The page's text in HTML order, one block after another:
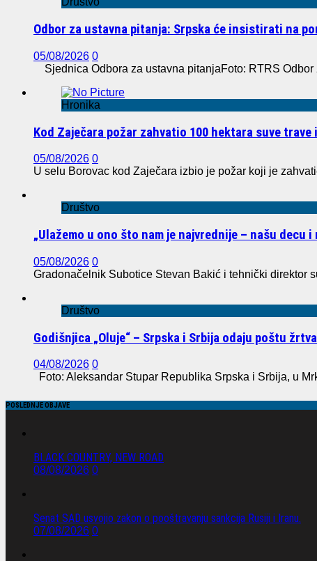
Odbor za ustavna pitanja: Srpska će insistirati na
05/08/2026 0
Sjednica Odbora za ustavna pitanjaFoto: RTRS
Hronika
Kod Zaječara požar zahvatio 100 hektara suve
05/08/2026 0
U selu Borovac kod Zaječara izbio je požar koji je
Društvo
„Ulažemo u ono što nam je najvrednije – našu decu
05/08/2026 0
Gradonačelnik Subotice Stevan Bakić i tehnički direktor
Društvo
Godišnjica „Oluje“ – Srpska i Srbija odaju poštu
04/08/2026 0
Foto: Aleksandar Stupar Republika Srpska i Srbija, u
POSLEDNJE OBJAVE
BLACK COUNTRY, NEW ROAD
08/08/2026 0
Senat SAD usvojio zakon o pooštravanju sankcija Rusiji i Iranu.
07/08/2026 0